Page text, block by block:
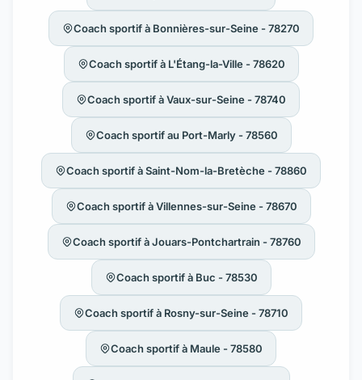
Coach sportif à Bonnières-sur-Seine - 78270
Coach sportif à L'Étang-la-Ville - 78620
Coach sportif à Vaux-sur-Seine - 78740
Coach sportif au Port-Marly - 78560
Coach sportif à Saint-Nom-la-Bretèche - 78860
Coach sportif à Villennes-sur-Seine - 78670
Coach sportif à Jouars-Pontchartrain - 78760
Coach sportif à Buc - 78530
Coach sportif à Rosny-sur-Seine - 78710
Coach sportif à Maule - 78580